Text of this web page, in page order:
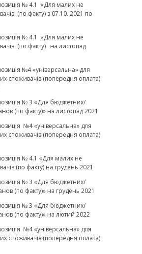
№ 4.1 «Для малих не
(по факту) з 07.10. 2021 по
№ 4.1 «Для малих не
(по факту) на листопад
№4 «універсальна» для
споживачів (попередня оплата)
№ 3 «Для бюджетних/
(по факту)» на листопад 2021
№4 «універсальна» для
споживачів (попередня оплата)
№ 4.1 «Для малих не
(по факту) на грудень 2021
№ 3 «Для бюджетних/
(по факту)» на грудень 2021
№ 3 «Для бюджетних/
(по факту)» на лютий 2022
№4 «універсальна» для
споживачів (попередня оплата)